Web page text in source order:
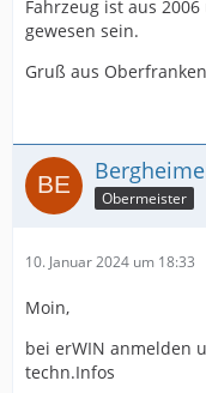
Fahrzeug ist aus
gewesen sein.
Gruß aus Oberfranken
Obermeister
10. Januar 2024 um 18:33
Moin,
bei erWIN anmelden
techn.Infos